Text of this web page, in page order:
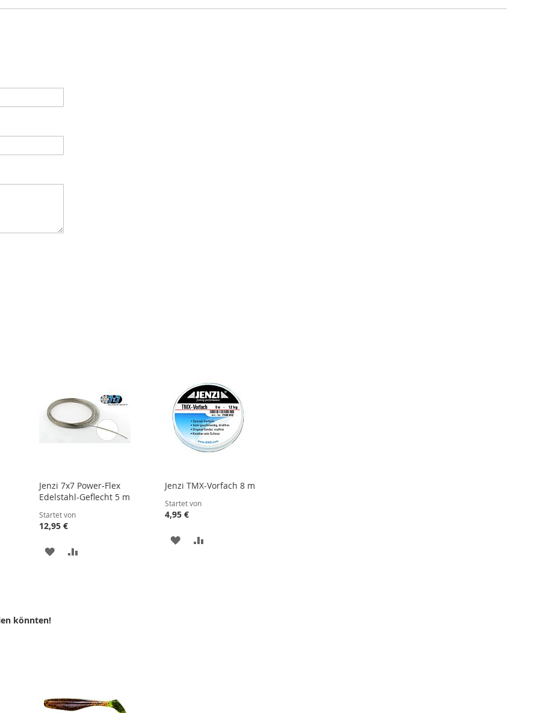
Jenzi 7x7 Power-Flex
Edelstahl-Geflecht 5 m
Startet von
12,95 €
ZUR
Jenzi TMX-Vorfach 8 m
Startet von
4,95 €
ZUR
könnten!